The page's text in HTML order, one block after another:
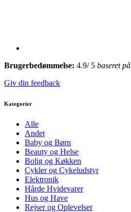
Brugerbedømmelse: 4.9/ 5 baseret på
Giv din feedback
Kategorier
Alle
Andet
Baby og Børn
Beauty og Helse
Bolig og Køkken
Cykler og Cykeludstyr
Elektronik
Hårde Hvidevarer
Hus og Have
Rejser og Oplevelser